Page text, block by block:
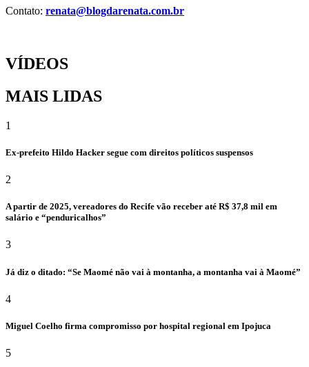
Contato: renata@blogdarenata.com.br
VÍDEOS
MAIS LIDAS
1
Ex-prefeito Hildo Hacker segue com direitos políticos suspensos
2
A partir de 2025, vereadores do Recife vão receber até R$ 37,8 mil em
salário e “penduricalhos”
3
Já diz o ditado: “Se Maomé não vai à montanha, a montanha vai à Maomé”
4
Miguel Coelho firma compromisso por hospital regional em Ipojuca
5